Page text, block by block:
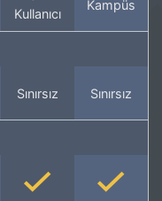
Kullanıcı
Kampüs
Sınırsız Sınırsız